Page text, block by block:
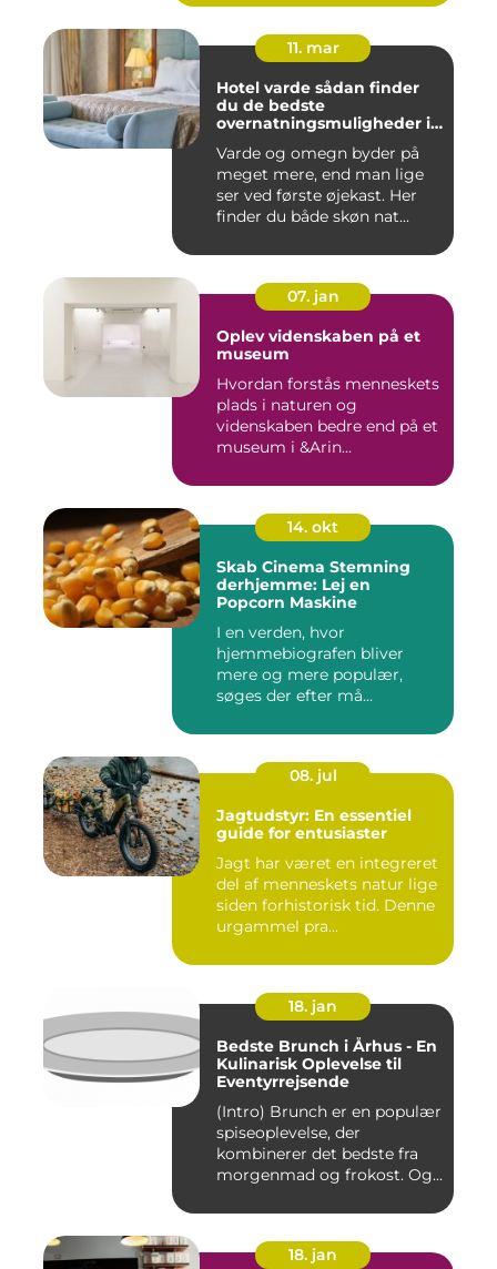
11. mar
Hotel varde sådan finder
du de bedste
overnatningsmuligheder i
Varde og omegn byder på
meget mere, end man lige
ser ved første øjekast. Her
finder du både skøn nat...
07. jan
Oplev videnskaben på et
museum
Hvordan forstås menneskets
plads i naturen og
videnskaben bedre end på et
museum i &Arin...
14. okt
Skab Cinema Stemning
derhjemme: Lej en
Popcorn Maskine
I en verden, hvor
hjemmebiografen bliver
mere og mere populær,
søges der efter må...
08. jul
Jagtudstyr: En essentiel
guide for entusiaster
Jagt har været en integreret
del af menneskets natur lige
siden forhistorisk tid. Denne
urgammel pra...
18. jan
Bedste Brunch i Århus - En
Kulinarisk Oplevelse til
Eventyrrejsende
(Intro) Brunch er en populær
spiseoplevelse, der
kombinerer det bedste fra
morgenmad og frokost. Og...
18. jan